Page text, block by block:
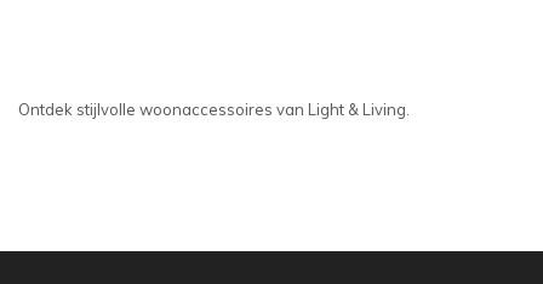
Ontdek stijlvolle woonaccessoires van Light & Living.